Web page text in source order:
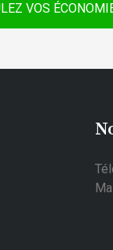
VOS